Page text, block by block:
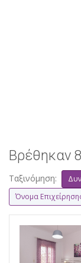
Βρέθηκαν
Ταξινόμηση:
Όνομα